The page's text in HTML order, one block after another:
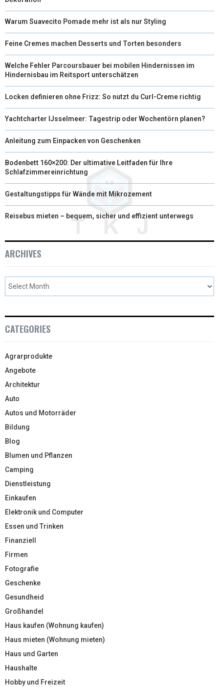
Warum Suavecito Pomade mehr ist als nur Styling
Feine Cremes machen Desserts und Torten besonders
Welche Fehler Parcoursbauer bei mobilen Hindernissen im
Hindernisbau im Reitsport unterschätzen
Locken definieren ohne Frizz: So nutzt du Curl-Creme richtig
Yachtcharter IJsselmeer: Tagestrip oder Wochentörn planen?
Anleitung zum Einpacken von Geschenken
Bodenbett 160×200: Der ultimative Leitfaden für Ihre
Schlafzimmereinrichtung
Gestaltungstipps für Wände mit Mikrozement
Reisebus mieten – bequem, sicher und effizient unterwegs
ARCHIVES
CATEGORIES
Agrarprodukte
Angebote
Architektur
Auto
Autos und Motorräder
Bildung
Blog
Blumen und Pflanzen
Camping
Dienstleistung
Einkaufen
Elektronik und Computer
Essen und Trinken
Finanziell
Firmen
Fotografie
Geschenke
Gesundheid
Großhandel
Haus kaufen (Wohnung kaufen)
Haus mieten (Wohnung mieten)
Haus und Garten
Haushalte
Hobby und Freizeit